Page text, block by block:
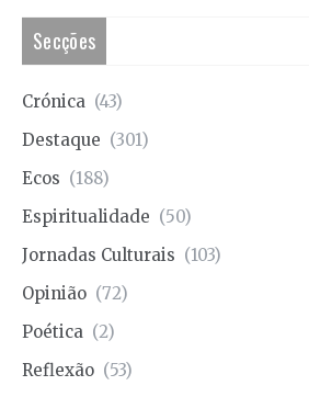
Secções
Crónica (43)
Destaque (301)
Ecos (188)
Espiritualidade (50)
Jornadas Culturais (103)
Opinião (72)
Poética (2)
Reflexão (53)